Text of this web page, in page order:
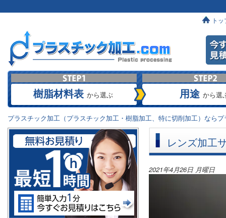
トッ
樹脂材料表 から選ぶ 用途 から選
プラスチック加工（プラスチック加工・樹脂加工、特に切削加工）なら
レンズ加工
2021年4月26日 月曜日